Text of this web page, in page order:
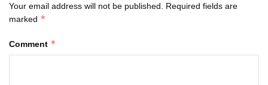
Your email address will not be published.
Required fields are
marked *
Comment *